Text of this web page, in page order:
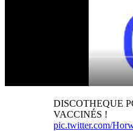
DISCOTHEQUE
VACCINÉS !
pic.twitter.com/